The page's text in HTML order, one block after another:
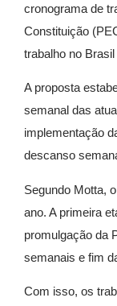
cronograma de
Constituição
trabalho no
A proposta
semanal das
implementação
descanso
Segundo Motta,
ano. A primeira
promulgação da
semanais e fim
Com isso, os